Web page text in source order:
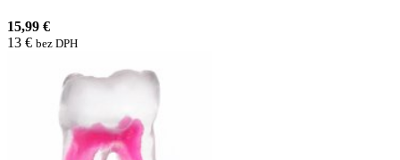
15,99 €
13 € bez DPH